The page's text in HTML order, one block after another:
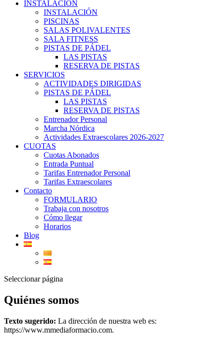
INSTALACIÓN
INSTALACIÓN
PISCINAS
SALAS POLIVALENTES
SALA FITNESS
PISTAS DE PÁDEL
LAS PISTAS
RESERVA DE PISTAS
SERVICIOS
ACTIVIDADES DIRIGIDAS
PISTAS DE PÁDEL
LAS PISTAS
RESERVA DE PISTAS
Entrenador Personal
Marcha Nórdica
Actividades Extraescolares 2026-2027
CUOTAS
Cuotas Abonados
Entrada Puntual
Tarifas Entrenador Personal
Tarifas Extraescolares
Contacto
FORMULARIO
Trabaja con nosotros
Cómo llegar
Horarios
Blog
Seleccionar página
Quiénes somos
Texto sugerido: La dirección de nuestra web es:
https://www.mmediaformacio.com.